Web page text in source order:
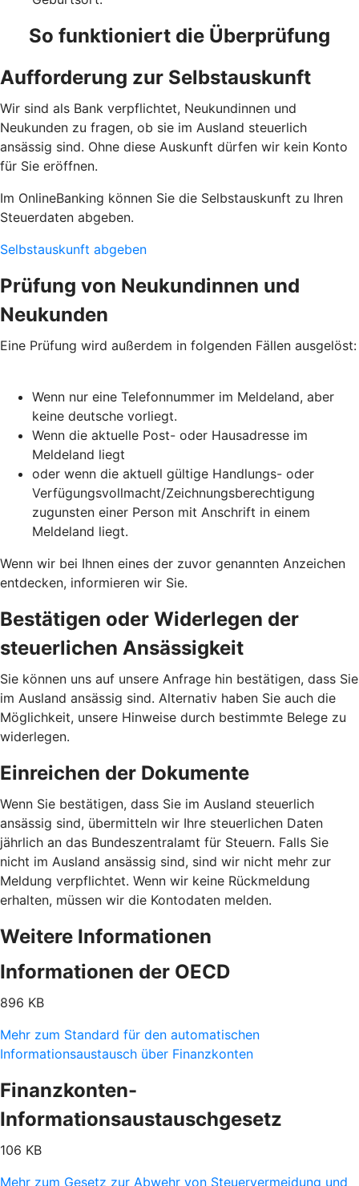
So funktioniert die Überprüfung
Aufforderung zur Selbstauskunft
Wir sind als Bank verpflichtet, Neukundinnen und
Neukunden zu fragen, ob sie im Ausland steuerlich
ansässig sind. Ohne diese Auskunft dürfen wir kein Konto
für Sie eröffnen.
Im OnlineBanking können Sie die Selbstauskunft zu Ihren
Steuerdaten abgeben.
Selbstauskunft abgeben
Prüfung von Neukundinnen und
Neukunden
Eine Prüfung wird außerdem in folgenden Fällen ausgelöst:
Wenn nur eine Telefonnummer im Meldeland, aber
keine deutsche vorliegt.
Wenn die aktuelle Post- oder Hausadresse im
Meldeland liegt
oder wenn die aktuell gültige Handlungs- oder
Verfügungsvollmacht/Zeichnungsberechtigung
zugunsten einer Person mit Anschrift in einem
Meldeland liegt.
Wenn wir bei Ihnen eines der zuvor genannten Anzeichen
entdecken, informieren wir Sie.
Bestätigen oder Widerlegen der
steuerlichen Ansässigkeit
Sie können uns auf unsere Anfrage hin bestätigen, dass Sie
im Ausland ansässig sind. Alternativ haben Sie auch die
Möglichkeit, unsere Hinweise durch bestimmte Belege zu
widerlegen.
Einreichen der Dokumente
Wenn Sie bestätigen, dass Sie im Ausland steuerlich
ansässig sind, übermitteln wir Ihre steuerlichen Daten
jährlich an das Bundeszentralamt für Steuern. Falls Sie
nicht im Ausland ansässig sind, sind wir nicht mehr zur
Meldung verpflichtet. Wenn wir keine Rückmeldung
erhalten, müssen wir die Kontodaten melden.
Weitere Informationen
Informationen der OECD
896 KB
Mehr zum Standard für den automatischen
Informationsaustausch über Finanzkonten
Finanzkonten-
Informationsaustauschgesetz
106 KB
Mehr zum Gesetz zur Abwehr von Steuervermeidung und